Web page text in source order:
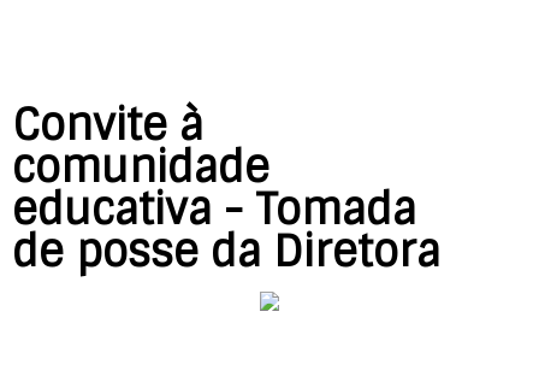
Convite à
comunidade
educativa - Tomada
de posse da Diretora